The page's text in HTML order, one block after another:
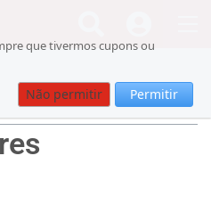
que tivermos cupons ou
Não permitir Permitir